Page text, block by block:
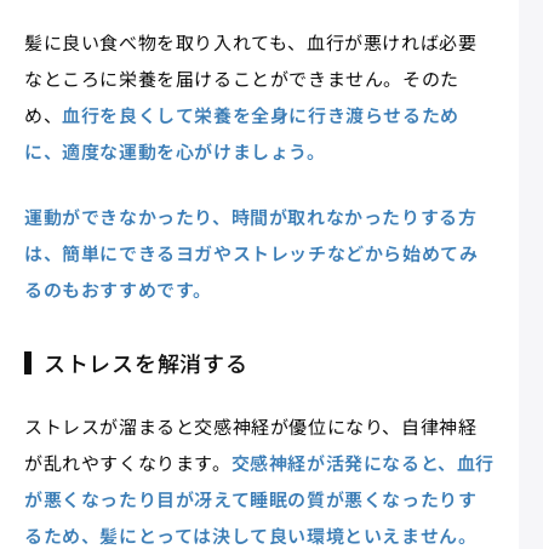
髪に良い食べ物を取り入れても、血行が悪ければ必要
なところに栄養を届けることができません。そのた
め、 血行を良くして栄養を全身に行き渡らせるため
に、適度な運動を心がけましょう。
運動ができなかったり、時間が取れなかったりする方
は、簡単にできるヨガやストレッチなどから始めてみ
るのもおすすめです。
ストレスを解消する
ストレスが溜まると交感神経が優位になり、自律神経
が乱れやすくなります。 交感神経が活発になると、血行
が悪くなったり目が冴えて睡眠の質が悪くなったりす
るため、髪にとっては決して良い環境といえません。